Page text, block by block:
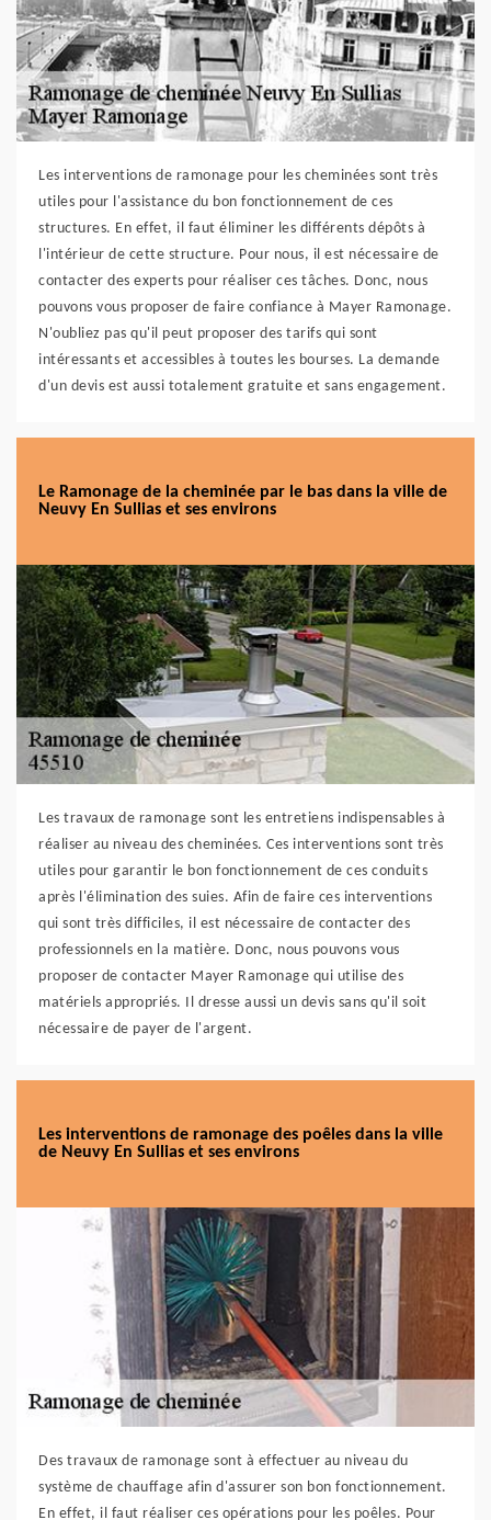
Les interventions de ramonage pour les cheminées sont très
utiles pour l'assistance du bon fonctionnement de ces
structures. En effet, il faut éliminer les différents dépôts à
l'intérieur de cette structure. Pour nous, il est nécessaire de
contacter des experts pour réaliser ces tâches. Donc, nous
pouvons vous proposer de faire confiance à Mayer Ramonage.
N'oubliez pas qu'il peut proposer des tarifs qui sont
intéressants et accessibles à toutes les bourses. La demande
d'un devis est aussi totalement gratuite et sans engagement.
Le Ramonage de la cheminée par le bas dans la ville de
Neuvy En Sullias et ses environs
Les travaux de ramonage sont les entretiens indispensables à
réaliser au niveau des cheminées. Ces interventions sont très
utiles pour garantir le bon fonctionnement de ces conduits
après l'élimination des suies. Afin de faire ces interventions
qui sont très difficiles, il est nécessaire de contacter des
professionnels en la matière. Donc, nous pouvons vous
proposer de contacter Mayer Ramonage qui utilise des
matériels appropriés. Il dresse aussi un devis sans qu'il soit
nécessaire de payer de l'argent.
Les interventions de ramonage des poêles dans la ville
de Neuvy En Sullias et ses environs
Des travaux de ramonage sont à effectuer au niveau du
système de chauffage afin d'assurer son bon fonctionnement.
En effet, il faut réaliser ces opérations pour les poêles. Pour